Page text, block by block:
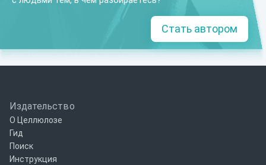
Стать автором
Издательство
О Целлюлозе
Гид
Поиск
Инструкция